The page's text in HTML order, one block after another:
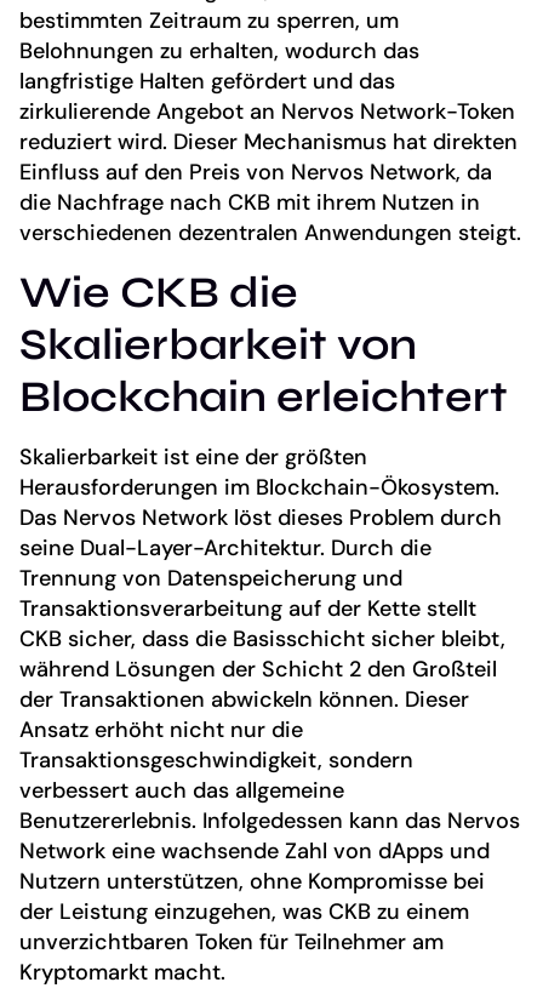
bestimmten Zeitraum zu sperren, um
Belohnungen zu erhalten, wodurch das
langfristige Halten gefördert und das
zirkulierende Angebot an Nervos Network-Token
reduziert wird. Dieser Mechanismus hat direkten
Einfluss auf den Preis von Nervos Network, da
die Nachfrage nach CKB mit ihrem Nutzen in
verschiedenen dezentralen Anwendungen steigt.
Wie CKB die
Skalierbarkeit von
Blockchain erleichtert
Skalierbarkeit ist eine der größten
Herausforderungen im Blockchain-Ökosystem.
Das Nervos Network löst dieses Problem durch
seine Dual-Layer-Architektur. Durch die
Trennung von Datenspeicherung und
Transaktionsverarbeitung auf der Kette stellt
CKB sicher, dass die Basisschicht sicher bleibt,
während Lösungen der Schicht 2 den Großteil
der Transaktionen abwickeln können. Dieser
Ansatz erhöht nicht nur die
Transaktionsgeschwindigkeit, sondern
verbessert auch das allgemeine
Benutzererlebnis. Infolgedessen kann das Nervos
Network eine wachsende Zahl von dApps und
Nutzern unterstützen, ohne Kompromisse bei
der Leistung einzugehen, was CKB zu einem
unverzichtbaren Token für Teilnehmer am
Kryptomarkt macht.